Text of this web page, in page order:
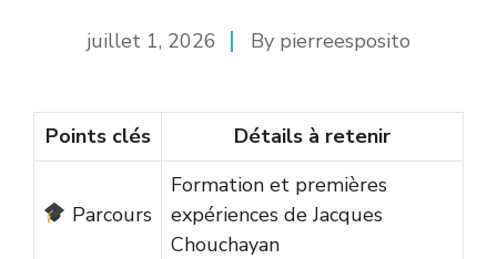
juillet 1, 2026 By pierreesposito
Points clés Détails à retenir
Parcours
Formation et premières
expériences de Jacques
Chouchayan